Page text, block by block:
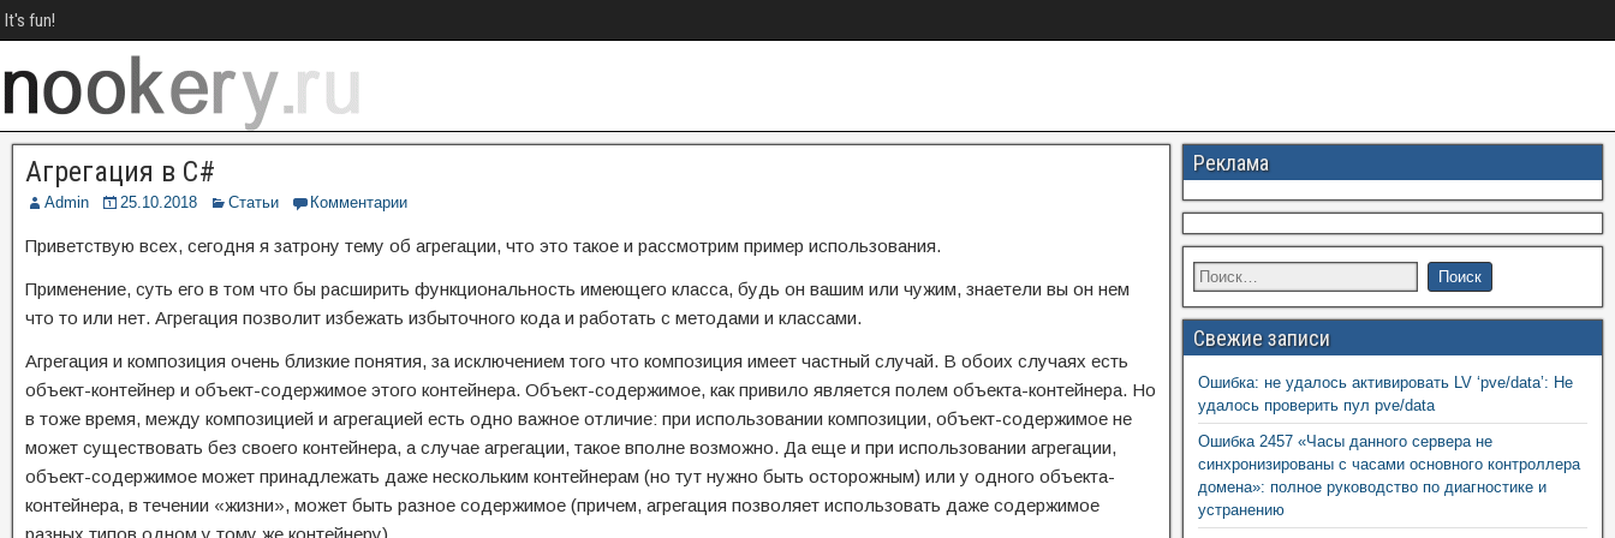
It's fun!
Агрегация в C#
Admin 25.10.2018 Статьи Комментарии
Приветствую всех, сегодня я затрону тему об агрегации, что это такое и рассмотрим пример использования.
Применение, суть его в том что бы расширить функциональность имеющего класса, будь он вашим или чужим, знаетели вы он нем
что то или нет. Агрегация позволит избежать избыточного кода и работать с методами и классами.
Агрегация и композиция очень близкие понятия, за исключением того что композиция имеет частный случай. В обоих случаях есть
объект-контейнер и объект-содержимое этого контейнера. Объект-содержимое, как привило является полем объекта-контейнера. Но
в тоже время, между композицией и агрегацией есть одно важное отличие: при использовании композиции, объект-содержимое не
может существовать без своего контейнера, а случае агрегации, такое вполне возможно. Да еще и при использовании агрегации,
объект-содержимое может принадлежать даже нескольким контейнерам (но тут нужно быть осторожным) или у одного объекта-
контейнера, в течении «жизни», может быть разное содержимое (причем, агрегация позволяет использовать даже содержимое
разных типов одном у тому же контейнеру).
Реклама
Свежие записи
Ошибка: не удалось активировать LV ‘pve/data’: Не
удалось проверить пул pve/data
Ошибка 2457 «Часы данного сервера не
синхронизированы с часами основного контроллера
домена»: полное руководство по диагностике и
устранению